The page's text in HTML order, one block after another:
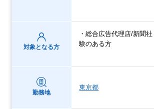
対象となる方
・総合広告代理店/新聞
験のある方
勤務地
東京都